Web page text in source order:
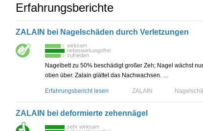
Erfahrungsberichte
ZALAIN bei Nagelschäden durch Verletzungen
wirksam
nebenwirkungsfrei
zufrieden
Nagelbett zu 50% beschädigt großer Zeh; Nagel wächst
oben über. Zalain glättet das Nachwachsen. …
Erfahrungsbericht lesen ZALAIN
ZALAIN bei deformierte zehennägel
sehr wirksam